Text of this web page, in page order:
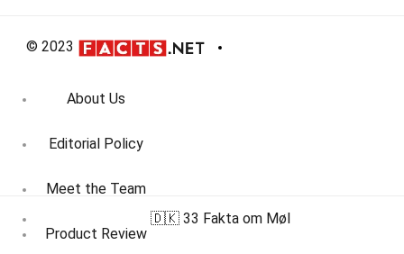
© 2023
About Us
Editorial Policy
Meet the Team
Product Review
🇩🇰 33 Fakta om Møl